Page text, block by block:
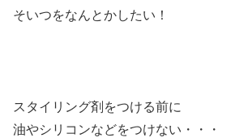
そいつをなんとかしたい！
スタイリング剤をつける前に
油やシリコンなどをつけない・・・